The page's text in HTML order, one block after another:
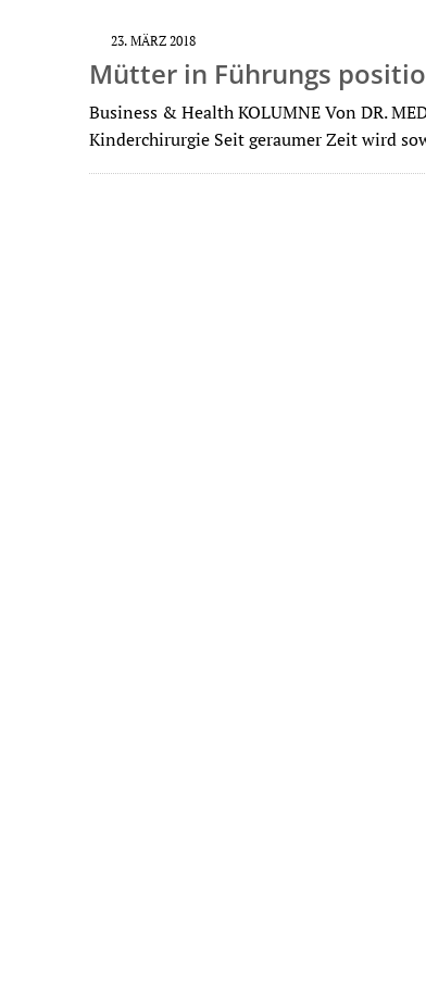
23. MÄRZ 2018
Mütter in Führungs
Business & Health KOLUMNE Von DR.
Kinderchirurgie Seit geraumer Zeit wird